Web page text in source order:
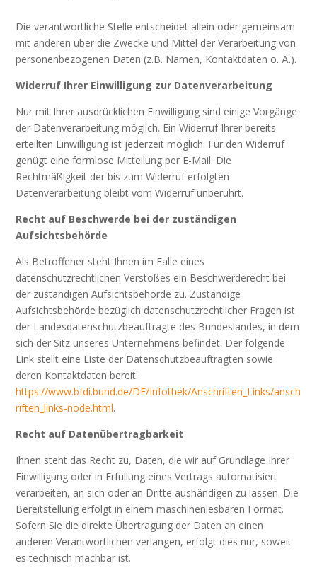
Die verantwortliche Stelle entscheidet allein oder gemeinsam
mit anderen über die Zwecke und Mittel der Verarbeitung von
personenbezogenen Daten (z.B. Namen, Kontaktdaten o. Ä.).
Widerruf Ihrer Einwilligung zur Datenverarbeitung
Nur mit Ihrer ausdrücklichen Einwilligung sind einige Vorgänge
der Datenverarbeitung möglich. Ein Widerruf Ihrer bereits
erteilten Einwilligung ist jederzeit möglich. Für den Widerruf
genügt eine formlose Mitteilung per E-Mail. Die
Rechtmäßigkeit der bis zum Widerruf erfolgten
Datenverarbeitung bleibt vom Widerruf unberührt.
Recht auf Beschwerde bei der zuständigen
Aufsichtsbehörde
Als Betroffener steht Ihnen im Falle eines
datenschutzrechtlichen Verstoßes ein Beschwerderecht bei
der zuständigen Aufsichtsbehörde zu. Zuständige
Aufsichtsbehörde bezüglich datenschutzrechtlicher Fragen ist
der Landesdatenschutzbeauftragte des Bundeslandes, in dem
sich der Sitz unseres Unternehmens befindet. Der folgende
Link stellt eine Liste der Datenschutzbeauftragten sowie
deren Kontaktdaten bereit:
https://www.bfdi.bund.de/DE/Infothek/Anschriften_Links/ansch
riften_links-node.html.
Recht auf Datenübertragbarkeit
Ihnen steht das Recht zu, Daten, die wir auf Grundlage Ihrer
Einwilligung oder in Erfüllung eines Vertrags automatisiert
verarbeiten, an sich oder an Dritte aushändigen zu lassen. Die
Bereitstellung erfolgt in einem maschinenlesbaren Format.
Sofern Sie die direkte Übertragung der Daten an einen
anderen Verantwortlichen verlangen, erfolgt dies nur, soweit
es technisch machbar ist.